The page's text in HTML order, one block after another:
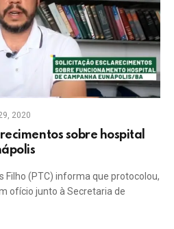
2020
sobre hospital
Filho (PTC) informa que protocolou,
ofício junto à Secretaria de